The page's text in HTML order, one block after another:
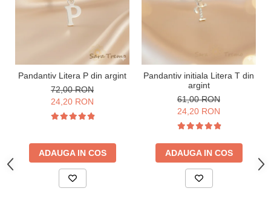
Pandantiv Litera P din argint
72,00 RON
24,20 RON
ADAUGA IN COS
Pandantiv initiala Litera T din
argint
61,00 RON
24,20 RON
ADAUGA IN COS